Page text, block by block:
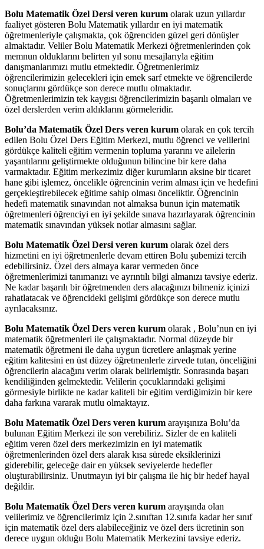
Bolu Matematik Özel Dersi veren kurum olarak uzun yıllardır
faaliyet gösteren Bolu Matematik yıllardır en iyi matematik
öğretmenleriyle çalışmakta, çok öğrenciden güzel geri dönüşler
almaktadır. Veliler Bolu Matematik Merkezi öğretmenlerinden çok
memnun olduklarını belirten yıl sonu mesajlarıyla eğitim
danışmanlarımızı mutlu etmektedir. Öğretmenlerimiz
öğrencilerimizin gelecekleri için emek sarf etmekte ve öğrencilerde
sonuçlarını gördükçe son derece mutlu olmaktadır.
Öğretmenlerimizin tek kaygısı öğrencilerimizin başarılı olmaları ve
özel derslerden verim aldıklarını görmeleridir.
Bolu’da Matematik Özel Ders veren kurum olarak en çok tercih
edilen Bolu Özel Ders Eğitim Merkezi, mutlu öğrenci ve velilerini
gördükçe kaliteli eğitim vermenin topluma yararını ve ailelerin
yaşantılarını geliştirmekte olduğunun bilincine bir kere daha
varmaktadır. Eğitim merkezimiz diğer kurumların aksine bir ticaret
hane gibi işlemez, öncelikle öğrencinin verim alması için ve hedefini
gerçekleştirebilecek eğitime sahip olması önceliktir. Öğrencinin
hedefi matematik sınavından not almaksa bunun için matematik
öğretmenleri öğrenciyi en iyi şekilde sınava hazırlayarak öğrencinin
matematik sınavından yüksek notlar almasını sağlar.
Bolu Matematik Özel Dersi veren kurum olarak özel ders
hizmetini en iyi öğretmenlerle devam ettiren Bolu şubemizi tercih
edebilirsiniz. Özel ders almaya karar vermeden önce
öğretmenlerimizi tanımanızı ve ayrıntılı bilgi almanızı tavsiye ederiz.
Ne kadar başarılı bir öğretmenden ders alacağınızı bilmeniz içinizi
rahatlatacak ve öğrencideki gelişimi gördükçe son derece mutlu
ayrılacaksınız.
Bolu Matematik Özel Ders veren kurum olarak , Bolu’nun en iyi
matematik öğretmenleri ile çalışmaktadır. Normal düzeyde bir
matematik öğretmeni ile daha uygun ücretlere anlaşmak yerine
eğitim kalitesini en üst düzey öğretmenlerle zirvede tutan, önceliğini
öğrencilerin alacağını verim olarak belirlemiştir. Sonrasında başarı
kendiliğinden gelmektedir. Velilerin çocuklarındaki gelişimi
görmesiyle birlikte ne kadar kaliteli bir eğitim verdiğimizin bir kere
daha farkına vararak mutlu olmaktayız.
Bolu Matematik Özel Ders veren kurum arayışınıza Bolu’da
bulunan Eğitim Merkezi ile son verebiliriz. Sizler de en kaliteli
eğitim veren özel ders merkezimizin en iyi matematik
öğretmenlerinden özel ders alarak kısa sürede eksiklerinizi
giderebilir, geleceğe dair en yüksek seviyelerde hedefler
oluşturabilirsiniz. Unutmayın iyi bir çalışma ile hiç bir hedef hayal
değildir.
Bolu Matematik Özel Ders veren kurum arayışında olan
velilerimiz ve öğrencilerimiz için 2.sınıftan 12.sınıfa kadar her sınıf
için matematik özel ders alabileceğiniz ve özel ders ücretinin son
derece uygun olduğu Bolu Matematik Merkezini tavsiye ederiz.